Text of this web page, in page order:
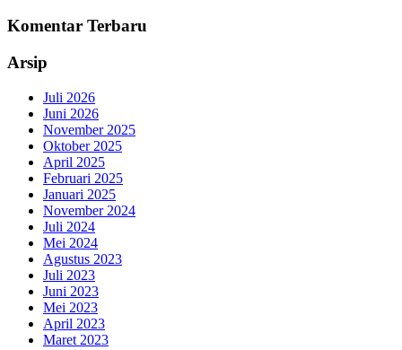
Komentar Terbaru
Arsip
Juli 2026
Juni 2026
November 2025
Oktober 2025
April 2025
Februari 2025
Januari 2025
November 2024
Juli 2024
Mei 2024
Agustus 2023
Juli 2023
Juni 2023
Mei 2023
April 2023
Maret 2023